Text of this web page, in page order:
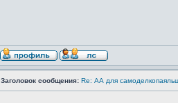
Заголовок сообщения: Re: АА для